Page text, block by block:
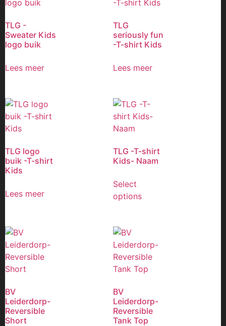
TLG -
Sweater Kids
logo buik
Lees meer
TLG
seriously fun
-T-shirt Kids
Lees meer
TLG logo
buik -T-shirt
Kids
Lees meer
TLG -T-shirt
Kids- Naam
Select
options
BV
Leiderdorp-
Reversible
Short
BV
Leiderdorp-
Reversible
Tank Top